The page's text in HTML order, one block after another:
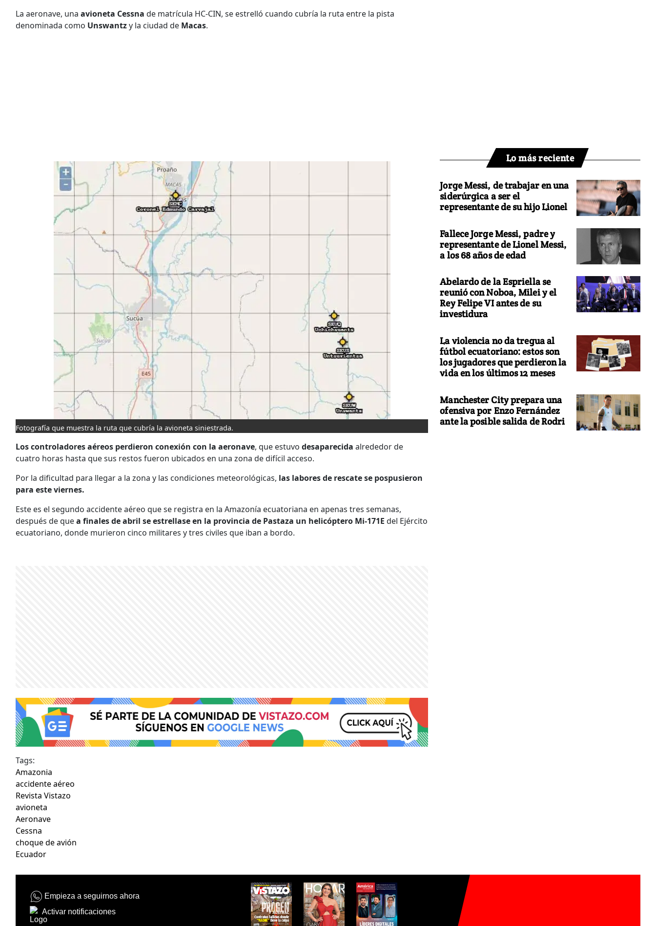
La aeronave, una avioneta Cessna de matrícula HC-CIN, se estrelló cuando cubría la ruta entre la pista
denominada como Unswantzy la ciudad de Macas.
Fotografía que muestra la ruta que cubría la avioneta siniestrada.
Los controladores aéreos perdieron conexión con la aeronave, que estuvo desaparecida alrededor de
cuatro horas hasta que sus restos fueron ubicados en una zona de difícil acceso.
Por la dificultad para llegar a la zona y las condiciones meteorológicas, las labores de rescate se pospusieron
para este viernes.
Este es el segundo accidente aéreo que se registra en la Amazonía ecuatoriana en apenas tres semanas,
después de quea finales de abril se estrellase en la provincia de Pastaza un helicóptero Mi-171E del Ejército
ecuatoriano, donde murieron cinco militares y tres civiles que iban a bordo.
Tags:
Amazonia
accidente aéreo
Revista Vistazo
avioneta
Aeronave
Cessna
choque de avión
Ecuador
Lo más reciente
Jorge Messi, de trabajar en una
siderúrgica a ser el
representante de su hijo Lionel
Fallece Jorge Messi, padre y
representante de Lionel Messi,
a los 68 años de edad
Abelardo de la Espriella se
reunió con Noboa, Milei y el
Rey Felipe VI antes de su
investidura
La violencia no da tregua al
fútbol ecuatoriano: estos son
los jugadores que perdieron la
vida en los últimos 12 meses
Manchester City prepara una
ofensiva por Enzo Fernández
ante la posible salida de Rodri
Empieza a seguirnos ahora
Activar notificaciones